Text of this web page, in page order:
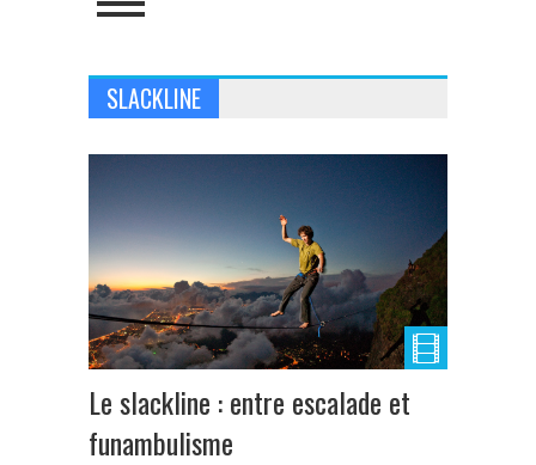
SLACKLINE
Le slackline : entre escalade et
funambulisme